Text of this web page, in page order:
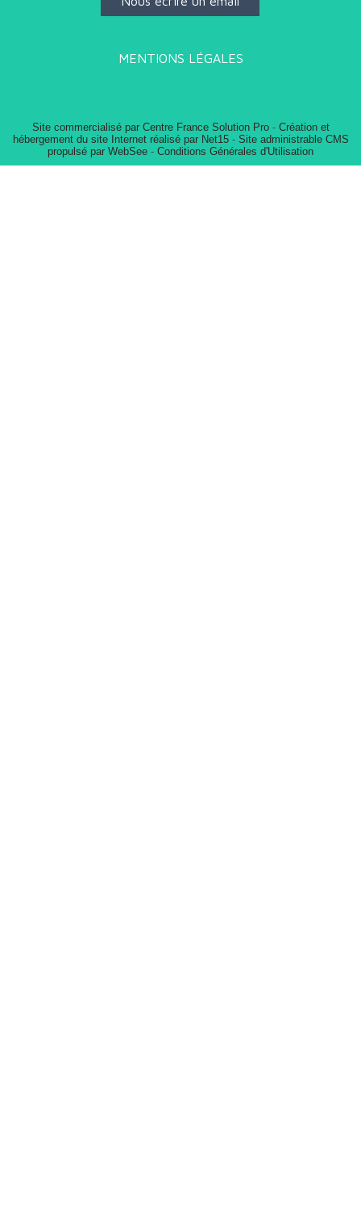
MENTIONS LÉGALES
Site commercialisé par Centre France Solution Pro- Création et
hébergement du site Internet réalisé par Net15- Site administrable CMS
propulsé par WebSee - Conditions Générales d'Utilisation